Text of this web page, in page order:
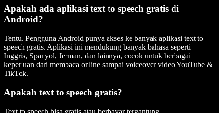
Apakah ada aplikasi text to speech gratis di
Android?
Tentu. Pengguna Android punya akses ke banyak aplikasi text to
speech gratis. Aplikasi ini mendukung banyak bahasa seperti
Inggris, Spanyol, Jerman, dan lainnya, cocok untuk berbagai
keperluan dari membaca online sampai voiceover video YouTube &
TikTok.
Apakah text to speech gratis?
Text to speech bisa gratis atau berbayar tergantung